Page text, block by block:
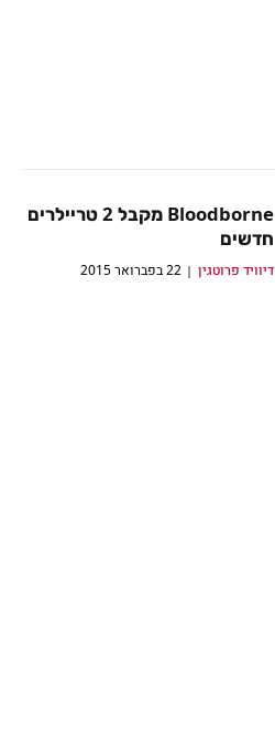
Bloodborne מקבל 2 טריילרים
חדשים
דיוויד פרוטגין 22 בפברואר 2015